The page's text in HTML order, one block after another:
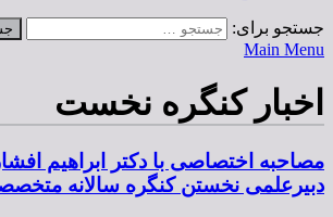
جستجو برای:
Main Menu
اخبار کنگره نخست
مصاحبه اختصاصی با دکتر ابراهیم
دبیرعلمی نخستن کنگره سالانه